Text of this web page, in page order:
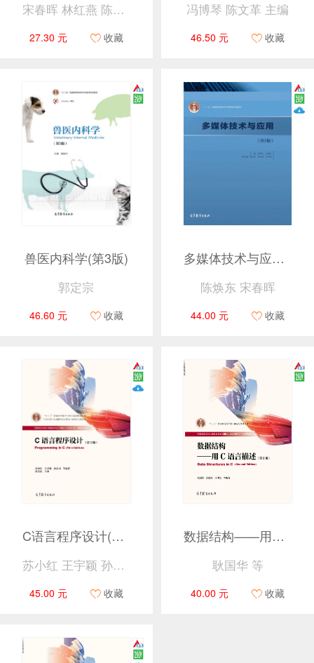
宋春晖 林红燕 陈焕东
27.30 元 收藏
冯博琴 陈文革 主编
46.50 元 收藏
兽医内科学(第3版)
郭定宗
46.60 元 收藏
多媒体技术与应用（第2版）
陈焕东 宋春晖
44.00 元 收藏
C语言程序设计(第3版)
苏小红 王宇颖 孙志岗 等
45.00 元 收藏
数据结构——用C语言描述（第2版）
耿国华 等
40.00 元 收藏